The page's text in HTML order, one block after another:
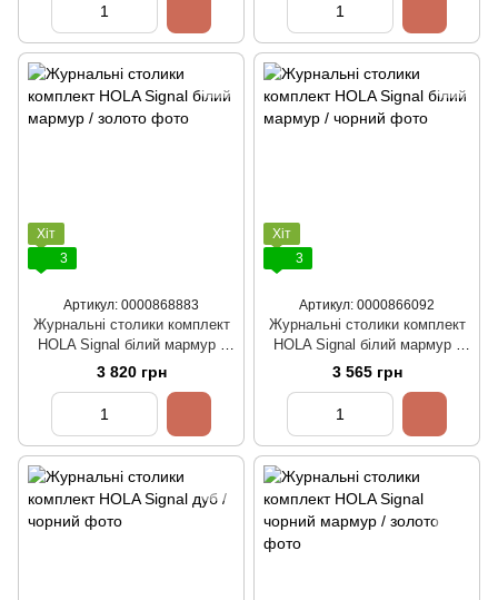
Хіт
3
Артикул: 0000868883
Журнальні столики комплект
HOLA Signal білий мармур /
золото
3 820 грн
Хіт
3
Артикул: 0000866092
Журнальні столики комплект
HOLA Signal білий мармур /
чорний
3 565 грн